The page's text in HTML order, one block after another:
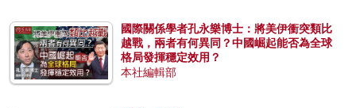
國際關係學者孔永樂博士：將美伊衝突類比
越戰，兩者有何異同？中國崛起能否為全球
格局發揮穩定效用？
本社編輯部